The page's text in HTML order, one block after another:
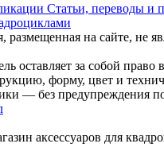
Статьи, переводы и
на сайте, не
оставляет за собой право
форму, цвет и
— без предупреждения
аксессуаров для